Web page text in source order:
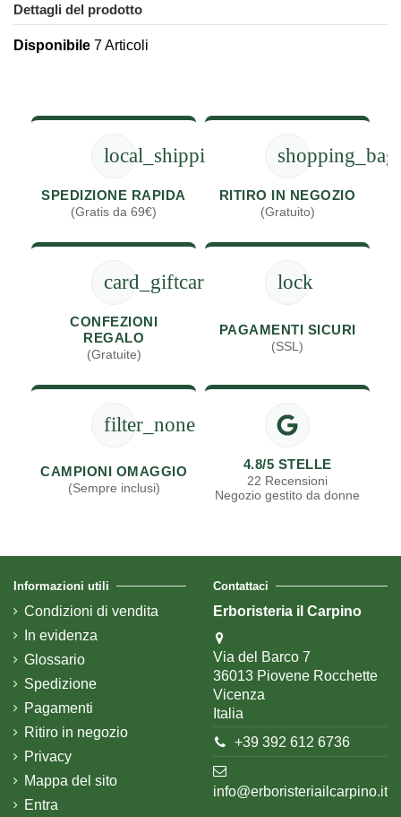
Dettagli del prodotto
Disponibile 7 Articoli
local_shipping
SPEDIZIONE RAPIDA
(Gratis da 69€)
shopping_bag
RITIRO IN NEGOZIO
(Gratuito)
card_giftcard
CONFEZIONI
REGALO
(Gratuite)
lock
PAGAMENTI SICURI
(SSL)
filter_none
CAMPIONI OMAGGIO
(Sempre inclusi)
4.8/5 STELLE
22 Recensioni
Negozio gestito da donne
Informazioni utili
Condizioni di vendita
In evidenza
Glossario
Spedizione
Pagamenti
Ritiro in negozio
Privacy
Mappa del sito
Entra
Contattaci
Erboristeria il Carpino
Via del Barco 7
36013 Piovene Rocchette
Vicenza
Italia
+39 392 612 6736
info@erboristeriailcarpino.it